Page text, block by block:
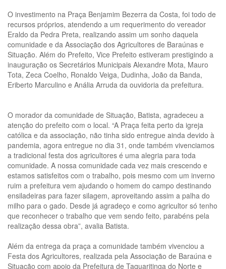
O investimento na Praça Benjamim Bezerra da Costa, foi todo de
recursos próprios, atendendo a um requerimento do vereador
Eraldo da Pedra Preta, realizando assim um sonho daquela
comunidade e da Associação dos Agricultores de Baraúnas e
Situação. Além do Prefeito, Vice Prefeito estiveram prestigindo a
inauguração os Secretários Municipais Alexandre Mota, Mauro
Tota, Zeca Coelho, Ronaldo Veiga, Dudinha, João da Banda,
Eriberto Marculino e Anália Arruda da ouvidoria da prefeitura.
O morador da comunidade de Situação, Batista, agradeceu a
atenção do prefeito com o local. “A Praça feita perto da igreja
católica e da associação, não tinha sido entregue ainda devido à
pandemia, agora entregue no dia 31, onde também vivenciamos
a tradicional festa dos agricultores é uma alegria para toda
comunidade. A nossa comunidade cada vez mais crescendo e
estamos satisfeitos com o trabalho, pois mesmo com um inverno
ruim a prefeitura vem ajudando o homem do campo destinando
ensiladeiras para fazer silagem, aproveitando assim a palha do
milho para o gado. Desde já agradeço e como agricultor só tenho
que reconhecer o trabalho que vem sendo feito, parabéns pela
realização dessa obra”, avalia Batista.
Além da entrega da praça a comunidade também vivenciou a
Festa dos Agricultores, realizada pela Associação de Baraúna e
Situação com apoio da Prefeitura de Taquaritinga do Norte e